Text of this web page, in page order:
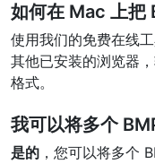
删除PDF页数 New
从PDF文档中删除指定页
如何在 Mac 上把
使用我们的免费在线
其他已安装的浏览器
格式。
我可以将多个
是的 ，您可以将多个